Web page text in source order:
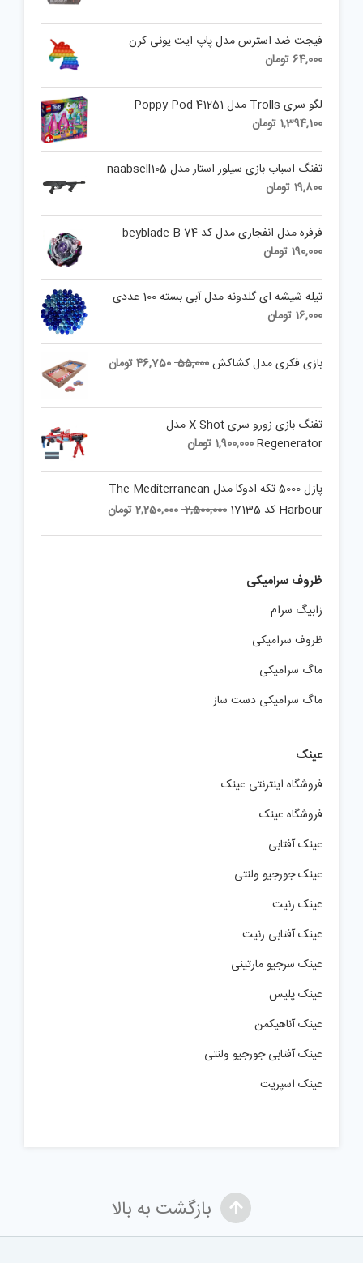
فیجت ضد استرس مدل پاپ ایت یونی کرن
64,000تومان
لگو سری Trolls مدل Poppy Pod 41251
1,394,100 تومان
تفنگ اسباب بازی سیلور استار مدل naabsell105
19,800 تومان
فرفره مدل انفجاری مدل کد beyblade B-74
190,000 تومان
تیله شیشه ای گلدونه مدل آبی بسته 100 عددی
16,000 تومان
بازی فکری مدل کشاکش55,000
Original
55,000 تومان.
46,750تومان Current
تفنگ بازی زورو سری X-Shot مدل
Regenerator
1,900,000 تومان
پازل 5000 تکه ادوکا مدل The Mediterranean
Harbour کد 17135
2,500,000
Original
2,250,000تومان
ظروف سرامیکی
زابیگ سرام
ظروف سرامیکی
ماگ سرامیکی
ماگ سرامیکی دست ساز
عینک
فروشگاه اینترنتی عینک
فروشگاه عینک
عینک آفتابی
عینک جورجیو ولنتی
عینک زنیت
عینک آفتابی زنیت
عینک سرجیو مارتینی
عینک پلیس
عینک آناهیکمن
عینک آفتابی جورجیو ولنتی
عینک اسپریت
بازگشت به بالا